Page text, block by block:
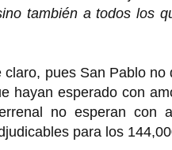
también a todos los
claro, pues San Pablo
hayan esperado con
no esperan con
para los